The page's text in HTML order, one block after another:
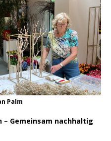
Palm
Gemeinsam nachhaltig